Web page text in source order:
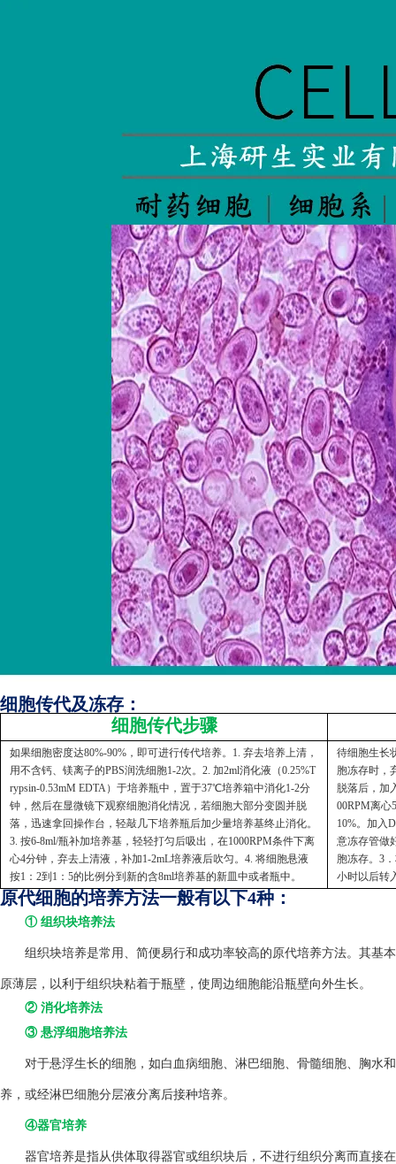
细胞传代及冻存：
细胞传代步骤
如果细胞密度达80%-90%，即可进行传代培养。1. 弃去培养上清，
用不含钙、镁离子的PBS润洗细胞1-2次。2. 加2ml消化液（0.25%T
rypsin-0.53mM EDTA）于培养瓶中，置于37℃培养箱中消化1-2分
钟，然后在显微镜下观察细胞消化情况，若细胞大部分变圆并脱
落，迅速拿回操作台，轻敲几下培养瓶后加少量培养基终止消化。
3. 按6-8ml/瓶补加培养基，轻轻打匀后吸出，在1000RPM条件下离
心4分钟，弃去上清液，补加1-2mL培养液后吹匀。4. 将细胞悬液
按1：2到1：5的比例分到新的含8ml培养基的新皿中或者瓶中。
待细胞生长
胞冻存时，
脱落后，加
00RPM离心
10%。加入
意冻存管做
胞冻存。3
小时以后转
原代细胞的培养方法一般有以下4种：
① 组织块培养法
组织块培养是常用、简便易行和成功率较高的原代培养方法。其基
原薄层，以利于组织块粘着于瓶壁，使周边细胞能沿瓶壁向外生长。
② 消化培养法
③ 悬浮细胞培养法
对于悬浮生长的细胞，如白血病细胞、淋巴细胞、骨髓细胞、胸水
养，或经淋巴细胞分层液分离后接种培养。
④器官培养
器官培养是指从供体取得器官或组织块后，不进行组织分离而直接